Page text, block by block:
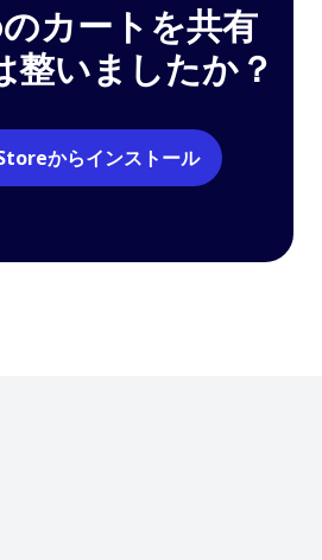
カートを共有
整いましたか？
からインストール